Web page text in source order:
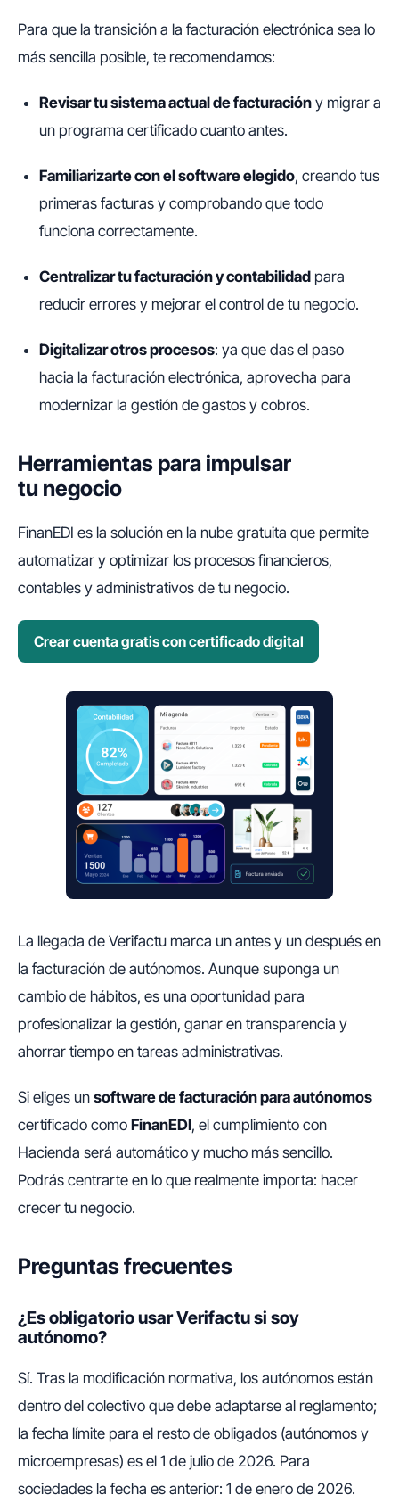
Para que la transición a la facturación electrónica sea lo
más sencilla posible, te recomendamos:
Revisar tu sistema actual de facturación y migrar a
un programa certificado cuanto antes.
Familiarizarte con el software elegido, creando tus
primeras facturas y comprobando que todo
funciona correctamente.
Centralizar tu facturación y contabilidad para
reducir errores y mejorar el control de tu negocio.
Digitalizar otros procesos: ya que das el paso
hacia la facturación electrónica, aprovecha para
modernizar la gestión de gastos y cobros.
Herramientas para impulsar
tu negocio
FinanEDI es la solución en la nube gratuita que permite
automatizar y optimizar los procesos financieros,
contables y administrativos de tu negocio.
Crear cuenta gratis con certificado digital
La llegada de Verifactu marca un antes y un después en
la facturación de autónomos. Aunque suponga un
cambio de hábitos, es una oportunidad para
profesionalizar la gestión, ganar en transparencia y
ahorrar tiempo en tareas administrativas.
Si eliges un software de facturación para autónomos
certificado como FinanEDI, el cumplimiento con
Hacienda será automático y mucho más sencillo.
Podrás centrarte en lo que realmente importa: hacer
crecer tu negocio.
Preguntas frecuentes
¿Es obligatorio usar Verifactu si soy
autónomo?
Sí. Tras la modificación normativa, los autónomos están
dentro del colectivo que debe adaptarse al reglamento;
la fecha límite para el resto de obligados (autónomos y
microempresas) es el 1 de julio de 2026. Para
sociedades la fecha es anterior: 1 de enero de 2026.